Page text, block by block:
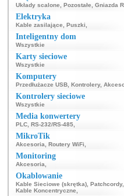
Układy scalone Pozostałe Gniazda
Elektryka
Kable zasilające Puszki
Inteligentny dom
Wszystkie
Karty sieciowe
Wszystkie
Komputery
Przedłużacze USB Kontrolery,
Kontrolery sieciowe
Wszystkie
Media konwertery
PLC RS-232/RS-485
MikroTik
Akcesoria Routery WiFi
Monitoring
Akcesoria
Okablowanie
Kable Sieciowe (skrętka) Patchcordy,
Kable Koncentryczne